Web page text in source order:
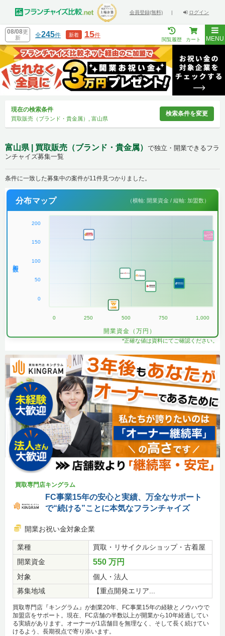
会員登録(無料) | ログイン
08/08更
新
全245件 新着 15件
閲覧履歴 カート MENU
現在の検索条件
買取販売（ブランド・貴金属）, 富山県
検索条件を変更
富山県 | 買取販売（ブランド・貴金属） で独立・開業できるフラ
ンチャイズ募集一覧
条件に一致した募集中の案件が11件見つかりました。
分布マップ （横軸: 開業資金 / 縦軸: 加盟数）
200
150
100
50
0
0 250 500 750 1,000
開業資金（万円）
*正確な値は資料にてご確認ください。
買取専門店キングラム
FC事業15年の安心と実績、万全なサポート
で“続ける”ことに本気なフランチャイズ
開業お祝い金対象企業
業種
買取・リサイクルショップ・古着屋
開業資金
550 万円
対象
個人・法人
募集地域
【重点開発エリア...
買取専門店『キングラム』が創業20年、FC事業15年の経験とノウハウで
加盟店をサポート。現在、FC店舗の半数以上が開業から10年経過してい
る実績があります。オーナーが1店舗目を無理なく、そして長く続けてい
けるよう、長期視点で寄り添います。